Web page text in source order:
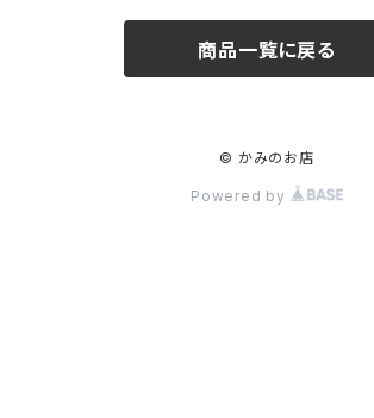
商品一覧に戻る
© かみのお店
Powered by